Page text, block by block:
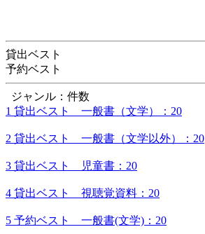
貸出ベスト
予約ベスト
ジャンル：件数
1 貸出ベスト 一般書（文学）：20
2 貸出ベスト 一般書（文学以外）：20
3 貸出ベスト 児童書：20
4 貸出ベスト 視聴覚資料：20
5 予約ベスト 一般書(文学)：20